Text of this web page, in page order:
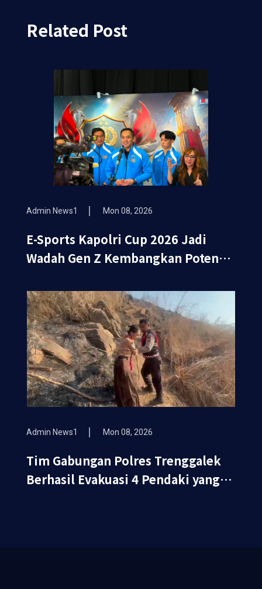
Related Post
Admin News1 Mon 08, 2026
E-Sports Kapolri Cup 2026 Jadi
Wadah Gen Z Kembangkan Potensi
Admin News1 Mon 08, 2026
Tim Gabungan Polres Trenggalek
Berhasil Evakuasi 4 Pendaki yang